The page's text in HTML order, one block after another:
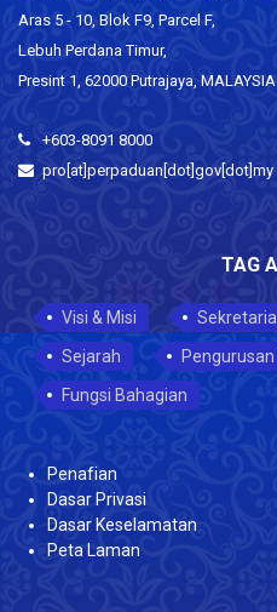
Aras 5 - 10, Blok F9, Parcel F,
Lebuh Perdana Timur,
Presint 1, 62000 Putrajaya, MALAYSIA
+603-8091 8000
pro[at]perpaduan[dot]gov[dot]my
TAG
Visi & Misi
Sejarah
Fungsi Bahagian
Penafian
Dasar Privasi
Dasar Keselamatan
Peta Laman